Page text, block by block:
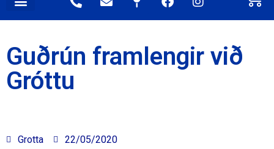
Guðrún framlengir við
Gróttu
Grotta 22/05/2020